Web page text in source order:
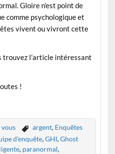
Gloire n’est point de
comme psychologique et
vivent ou vivront cette
trouvez l’article intéressant
!
argent, Enquêtes
d'enquête,GHI,Ghost
, paranormal,